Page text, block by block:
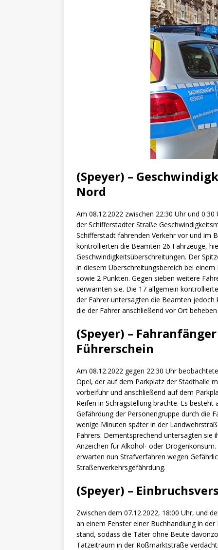
[ 29. März 2024 ] Polizei /
(Speyer) –
Nord
Am 08.12.2022 zwischen 22:30 Uhr und
der Schifferstadter Straße
Schifferstadt fahrenden Verkehr vor und im
kontrollierten die Beamten 26 Fahrzeuge,
Geschwindigkeitsüberschreitungen. Der
in diesem Überschreitungsbereich bei
sowie 2 Punkten. Gegen sieben weitere
verwarnten sie. Die 17 allgemein
der Fahrer untersagten die Beamten
die der Fahrer anschließend vor Ort
(Speyer) –
Führerschein
Am 08.12.2022 gegen 22:30 Uhr
Opel, der auf dem Parkplatz der Stadthalle
vorbeifuhr und anschließend auf dem
Reifen in Schrägstellung brachte. Es
Gefährdung der Personengruppe durch die
wenige Minuten später in der
Fahrers. Dementsprechend untersagten
Anzeichen für Alkohol- oder
erwarten nun Strafverfahren wegen
Straßenverkehrsgefährdung.
(Speyer) –
Zwischen dem 07.12.2022, 18:00 Uhr, und
an einem Fenster einer Buchhandlung in
stand, sodass die Täter ohne Beute
Tatzeitraum in der Roßmarktstraße